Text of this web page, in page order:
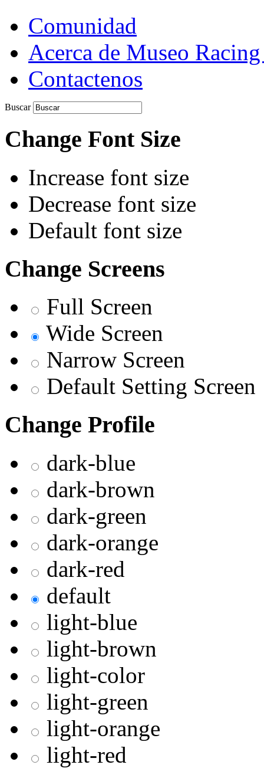
Comunidad
Acerca de Museo
Contactenos
Buscar
Change Font Size
Increase font size
Decrease font size
Default font size
Change Screens
Full Screen
Wide Screen
Narrow Screen
Default Setting Screen
Change Profile
dark-blue
dark-brown
dark-green
dark-orange
dark-red
default
light-blue
light-brown
light-color
light-green
light-orange
light-red